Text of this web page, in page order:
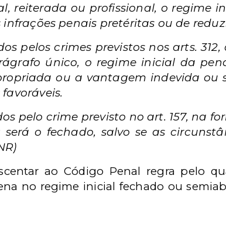
reiterada ou profissional, o regime
penais pretéritas ou de
pelos crimes previstos nos arts. 312,
único, o regime inicial da
ou a vantagem indevida ou
pelo crime previsto no art. 157, na
o fechado, salvo se as
ao Código Penal regra pelo
no regime inicial fechado ou